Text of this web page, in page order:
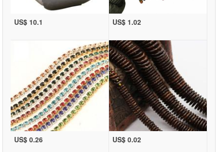
US$ 10.1 US$ 1.02
US$ 0.26 US$ 0.02